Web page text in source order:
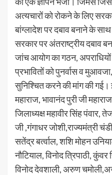
अत्यचारों को रोकने के लिए
बांग्लादेश पर दबाव बनाने के
सरकार पर अंतराष्ट्रीय दबाव
जांच आयोग का गठन, अपराधियों
प्रभावितों को पुनर्वास व
सुनिश्चित करने की मांग की गई।
महाराज, भावानंद पुरी जी
जिलाध्यक्ष महावीर सिंह पंवार,
जी ,गंगाधर जोशी,राज्यमंत्री
सतेंद्र बर्त्वाल, शशि मोहन
नौटियाल, विनोद त्रिपाठी,
विनोद देवशाली, अरुण